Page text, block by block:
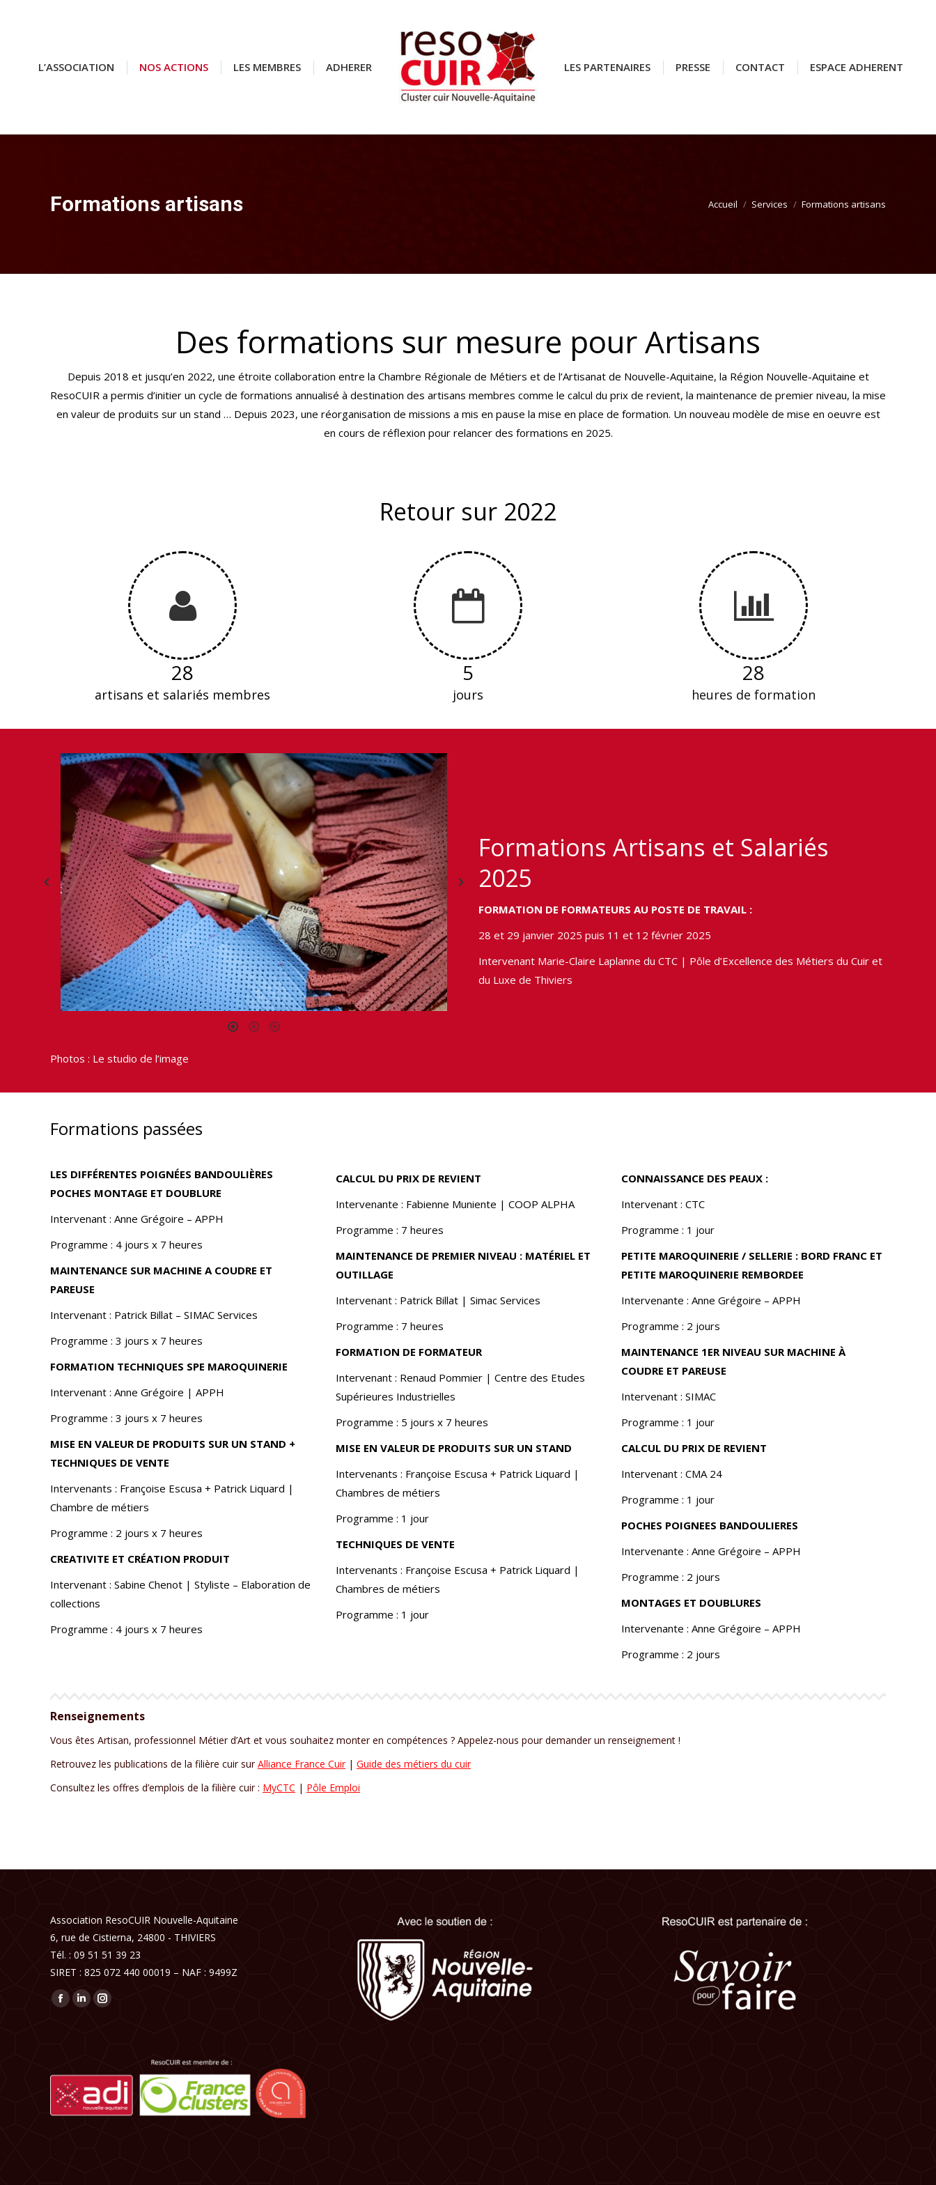
L’ASSOCIATION NOS ACTIONS LES MEMBRES ADHERER LES PARTENAIRES PRESSE CONTACT ESPACE ADHERENT
Formations artisans
Vous êtes ici : Accueil Services Formations artisans
Des formations sur mesure pour Artisans
Depuis 2018 et jusqu’en 2022, une étroite collaboration entre la Chambre Régionale de Métiers et de l’Artisanat de Nouvelle-Aquitaine, la Région Nouvelle-Aquitaine et
ResoCUIR a permis d’initier un cycle de formations annualisé à destination des artisans membres comme le calcul du prix de revient, la maintenance de premier niveau, la mise
en valeur de produits sur un stand … Depuis 2023, une réorganisation de missions a mis en pause la mise en place de formation. Un nouveau modèle de mise en oeuvre est
en cours de réflexion pour relancer des formations en 2025.
Retour sur 2022
28
artisans et salariés membres
5
jours
28
heures de formation
Photos : Le studio de l’image
Formations Artisans et Salariés
2025
FORMATION DE FORMATEURS AU POSTE DE TRAVAIL :
28 et 29 janvier 2025 puis 11 et 12 février 2025
Intervenant Marie-Claire Laplanne du CTC | Pôle d’Excellence des Métiers du Cuir et
du Luxe de Thiviers
Formations passées
LES DIFFÉRENTES POIGNÉES BANDOULIÈRES
POCHES MONTAGE ET DOUBLURE
Intervenant : Anne Grégoire – APPH
Programme : 4 jours x 7 heures
MAINTENANCE SUR MACHINE A COUDRE ET
PAREUSE
Intervenant : Patrick Billat – SIMAC Services
Programme : 3 jours x 7 heures
FORMATION TECHNIQUES SPE MAROQUINERIE
Intervenant : Anne Grégoire | APPH
Programme : 3 jours x 7 heures
MISE EN VALEUR DE PRODUITS SUR UN STAND +
TECHNIQUES DE VENTE
Intervenants : Françoise Escusa + Patrick Liquard |
Chambre de métiers
Programme : 2 jours x 7 heures
CREATIVITE ET CRÉATION PRODUIT
Intervenant : Sabine Chenot | Styliste – Elaboration de
collections
Programme : 4 jours x 7 heures
CALCUL DU PRIX DE REVIENT
Intervenante : Fabienne Muniente | COOP ALPHA
Programme : 7 heures
MAINTENANCE DE PREMIER NIVEAU : MATÉRIEL ET
OUTILLAGE
Intervenant : Patrick Billat | Simac Services
Programme : 7 heures
FORMATION DE FORMATEUR
Intervenant : Renaud Pommier | Centre des Etudes
Supérieures Industrielles
Programme : 5 jours x 7 heures
MISE EN VALEUR DE PRODUITS SUR UN STAND
Intervenants : Françoise Escusa + Patrick Liquard |
Chambres de métiers
Programme : 1 jour
TECHNIQUES DE VENTE
Intervenants : Françoise Escusa + Patrick Liquard |
Chambres de métiers
Programme : 1 jour
CONNAISSANCE DES PEAUX :
Intervenant : CTC
Programme : 1 jour
PETITE MAROQUINERIE / SELLERIE : BORD FRANC ET
PETITE MAROQUINERIE REMBORDEE
Intervenante : Anne Grégoire – APPH
Programme : 2 jours
MAINTENANCE 1ER NIVEAU SUR MACHINE À
COUDRE ET PAREUSE
Intervenant : SIMAC
Programme : 1 jour
CALCUL DU PRIX DE REVIENT
Intervenant : CMA 24
Programme : 1 jour
POCHES POIGNEES BANDOULIERES
Intervenante : Anne Grégoire – APPH
Programme : 2 jours
MONTAGES ET DOUBLURES
Intervenante : Anne Grégoire – APPH
Programme : 2 jours
Renseignements
Vous êtes Artisan, professionnel Métier d’Art et vous souhaitez monter en compétences ? Appelez-nous pour demander un renseignement !
Retrouvez les publications de la filière cuir surAlliance France Cuir| Guide des métiers du cuir
Consultez les offres d’emplois de la filière cuir : MyCTC | Pôle Emploi
Association ResoCUIR Nouvelle-Aquitaine
6, rue de Cistierna, 24800 - THIVIERS
Tél. : 09 51 51 39 23
SIRET : 825 072 440 00019 – NAF : 9499Z
Trouvez nous sur :
Facebook
new
window
LinkedIn
new
window
Instagram
new
window
L’ASSOCIATION NOS ACTIONS LES MEMBRES ADHERER LES PARTENAIRES PRESSE CONTACT ESPACE ADHERENT